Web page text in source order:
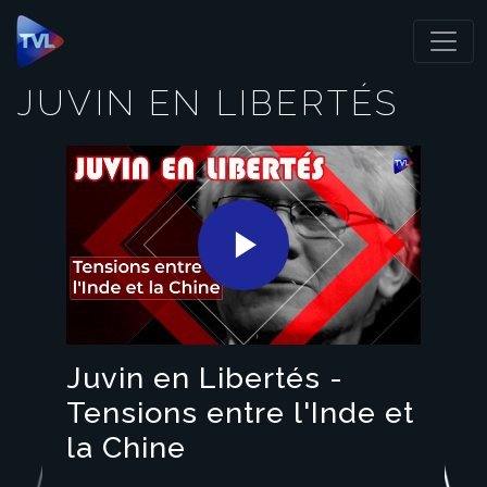
Panneau de gestion des cookies
JUVIN EN LIBERTÉS
Play
Video
Juvin en Libertés -
Tensions entre l'Inde et
la Chine